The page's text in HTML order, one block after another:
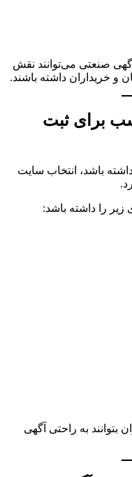
صنعتی می‌توانند نقش
و خریداران داشته باشند.
برای ثبت
داشته باشد، انتخاب سایت
را داشته باشد:
به راحتی آگهی